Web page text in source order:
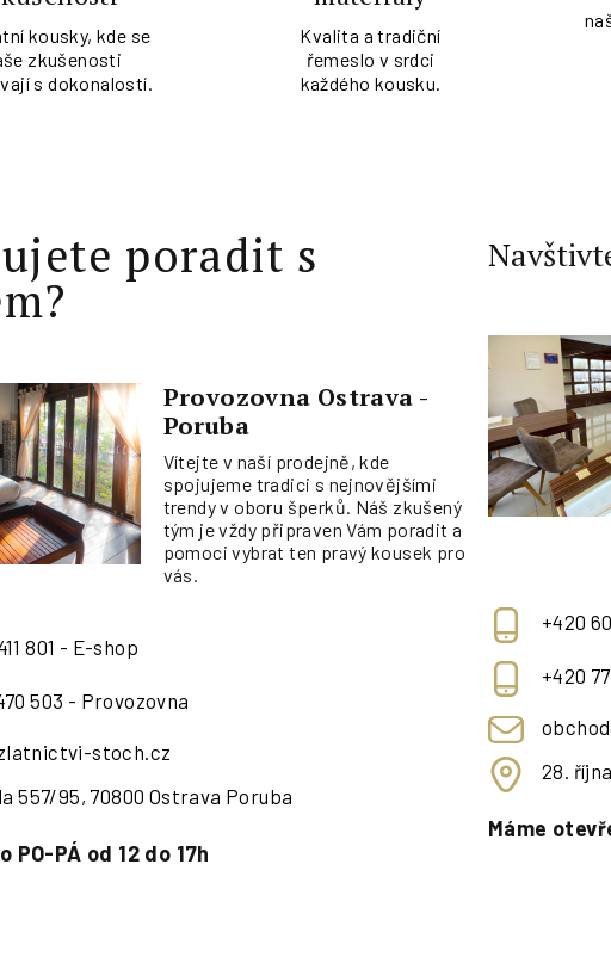
kousky, kde se
zkušenosti
s dokonalostí.
Kvalita a tradiční
řemeslo v srdci
každého kousku.
poradit s
Provozovna Ostrava -
Poruba
Vítejte v naší prodejně, kde
spojujeme tradici s nejnovějšími
trendy v oboru šperků. Náš zkušený
tým je vždy připraven Vám poradit a
pomoci vybrat ten pravý kousek pro
vás.
801 - E-shop
503 - Provozovna
stoch.cz
557/95, 70800 Ostrava Poruba
PO-PÁ od 12 do 17h
+420
+420
28.
Máme